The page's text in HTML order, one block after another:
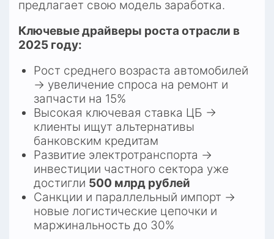
предлагает свою модель заработка.
Ключевые драйверы роста отрасли в
2025 году:
Рост среднего возраста автомобилей
→ увеличение спроса на ремонт и
запчасти на 15%​
Высокая ключевая ставка ЦБ →
клиенты ищут альтернативы
банковским кредитам
Развитие электротранспорта →
инвестиции частного сектора уже
достигли 500 млрд рублей
Санкции и параллельный импорт →
новые логистические цепочки и
маржинальность до 30%​